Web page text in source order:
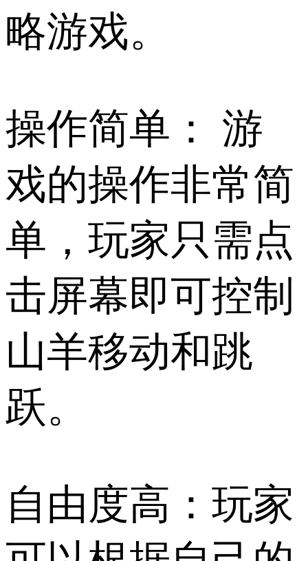
略游戏。
操作简单： 游
戏的操作非常简
单，玩家只需点
击屏幕即可控制
山羊移动和跳
跃。
自由度高：玩家